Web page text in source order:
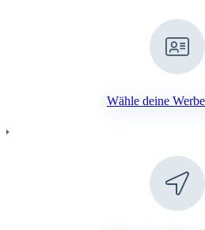
Wähle deine